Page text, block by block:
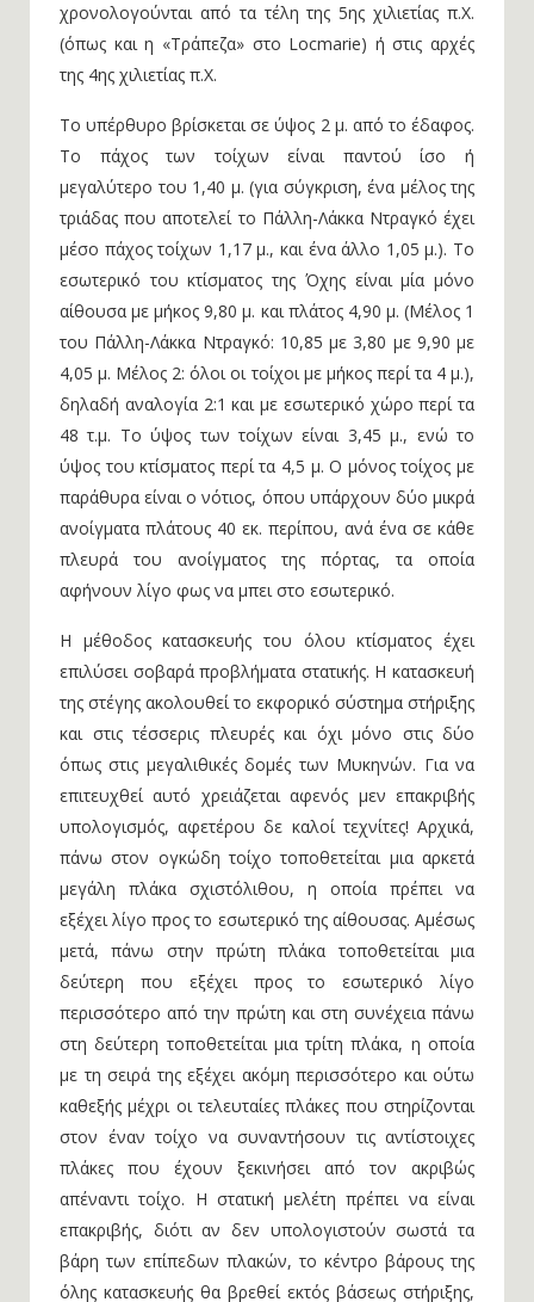
χρονολογούνται από τα τέλη της 5ης χιλιετίας π.Χ.
(όπως και η «Τράπεζα» στο Locmarie) ή στις αρχές
της 4ης χιλιετίας π.Χ.
Το υπέρθυρο βρίσκεται σε ύψος 2 μ. από το έδαφος.
Το πάχος των τοίχων είναι παντού ίσο ή
μεγαλύτερο του 1,40 μ. (για σύγκριση, ένα μέλος της
τριάδας που αποτελεί το Πάλλη-Λάκκα Ντραγκό έχει
μέσο πάχος τοίχων 1,17 μ., και ένα άλλο 1,05 μ.). Το
εσωτερικό του κτίσματος της Όχης είναι μία μόνο
αίθουσα με μήκος 9,80 μ. και πλάτος 4,90 μ. (Μέλος 1
του Πάλλη-Λάκκα Ντραγκό: 10,85 με 3,80 με 9,90 με
4,05 μ. Μέλος 2: όλοι οι τοίχοι με μήκος περί τα 4 μ.),
δηλαδή αναλογία 2:1 και με εσωτερικό χώρο περί τα
48 τ.μ. Το ύψος των τοίχων είναι 3,45 μ., ενώ το
ύψος του κτίσματος περί τα 4,5 μ. Ο μόνος τοίχος με
παράθυρα είναι ο νότιος, όπου υπάρχουν δύο μικρά
ανοίγματα πλάτους 40 εκ. περίπου, ανά ένα σε κάθε
πλευρά του ανοίγματος της πόρτας, τα οποία
αφήνουν λίγο φως να μπει στο εσωτερικό.
Η μέθοδος κατασκευής του όλου κτίσματος έχει
επιλύσει σοβαρά προβλήματα στατικής. Η κατασκευή
της στέγης ακολουθεί το εκφορικό σύστημα στήριξης
και στις τέσσερις πλευρές και όχι μόνο στις δύο
όπως στις μεγαλιθικές δομές των Μυκηνών. Για να
επιτευχθεί αυτό χρειάζεται αφενός μεν επακριβής
υπολογισμός, αφετέρου δε καλοί τεχνίτες! Αρχικά,
πάνω στον ογκώδη τοίχο τοποθετείται μια αρκετά
μεγάλη πλάκα σχιστόλιθου, η οποία πρέπει να
εξέχει λίγο προς το εσωτερικό της αίθουσας. Αμέσως
μετά, πάνω στην πρώτη πλάκα τοποθετείται μια
δεύτερη που εξέχει προς το εσωτερικό λίγο
περισσότερο από την πρώτη και στη συνέχεια πάνω
στη δεύτερη τοποθετείται μια τρίτη πλάκα, η οποία
με τη σειρά της εξέχει ακόμη περισσότερο και ούτω
καθεξής μέχρι οι τελευταίες πλάκες που στηρίζονται
στον έναν τοίχο να συναντήσουν τις αντίστοιχες
πλάκες που έχουν ξεκινήσει από τον ακριβώς
απέναντι τοίχο. Η στατική μελέτη πρέπει να είναι
επακριβής, διότι αν δεν υπολογιστούν σωστά τα
βάρη των επίπεδων πλακών, το κέντρο βάρους της
όλης κατασκευής θα βρεθεί εκτός βάσεως στήριξης,